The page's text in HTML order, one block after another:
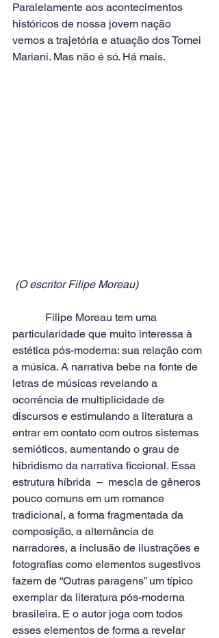
Paralelamente aos acontecimentos
históricos de nossa jovem nação
vemos a trajetória e atuação dos Tomei
Mariani. Mas não é só. Há mais.
(O escritor Filipe Moreau)
particularidade que muito interessa à
estética pós-moderna: sua relação com
a música. A narrativa bebe na fonte de
letras de músicas revelando a
ocorrência de multiplicidade de
discursos e estimulando a literatura a
entrar em contato com outros sistemas
semióticos, aumentando o grau de
hibridismo da narrativa ficcional. Essa
estrutura híbrida  –  mescla de gêneros
pouco comuns em um romance
tradicional, a forma fragmentada da
composição, a alternância de
narradores, a inclusão de ilustrações e
fotografias como elementos sugestivos
fazem de “Outras paragens” um típico
exemplar da literatura pós-moderna
brasileira. E o autor joga com todos
esses elementos de forma a revelar